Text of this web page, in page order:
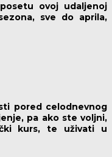
ovoj udaljenoj
sve do aprila,
pored celodnevnog
pa ako ste voljni,
kurs, te uživati u